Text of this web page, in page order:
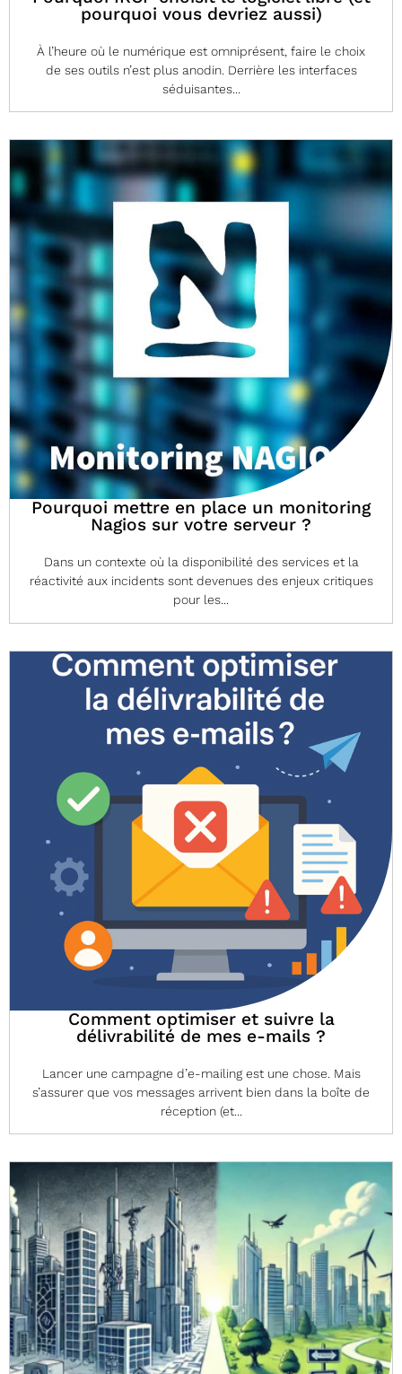
pourquoi vous devriez aussi)
À l’heure où le numérique est omniprésent, faire le choix
de ses outils n’est plus anodin. Derrière les interfaces
séduisantes...
Pourquoi mettre en place un monitoring
Nagios sur votre serveur ?
Dans un contexte où la disponibilité des services et la
réactivité aux incidents sont devenues des enjeux critiques
pour les...
Comment optimiser et suivre la
délivrabilité de mes e-mails ?
Lancer une campagne d’e-mailing est une chose. Mais
s’assurer que vos messages arrivent bien dans la boîte de
réception (et...